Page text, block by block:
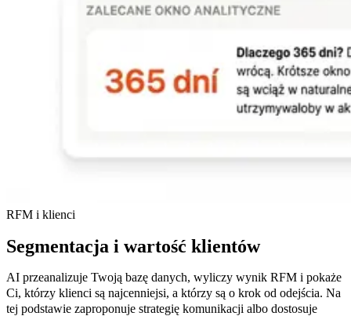
RFM i klienci
Segmentacja i wartość klientów
AI przeanalizuje Twoją bazę danych, wyliczy wynik RFM i pokaże
Ci, którzy klienci są najcenniejsi, a którzy są o krok od odejścia. Na
tej podstawie zaproponuje strategię komunikacji albo dostosuje